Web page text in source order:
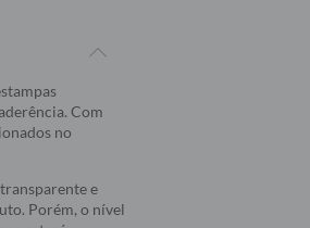
Com
no
e
Porém, o nível